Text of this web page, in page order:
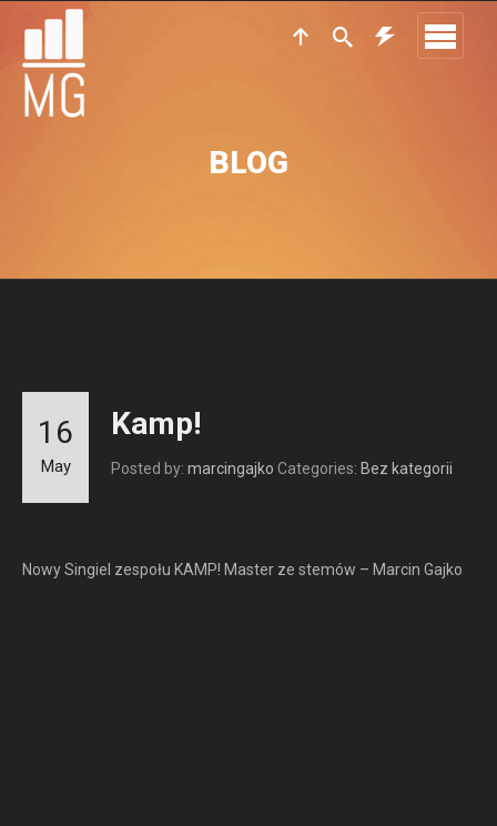
BLOG
Kamp!
Posted by: marcingajko Categories: Bez kategorii
16
May
Nowy Singiel zespołu KAMP! Master ze stemów – Marcin Gajko